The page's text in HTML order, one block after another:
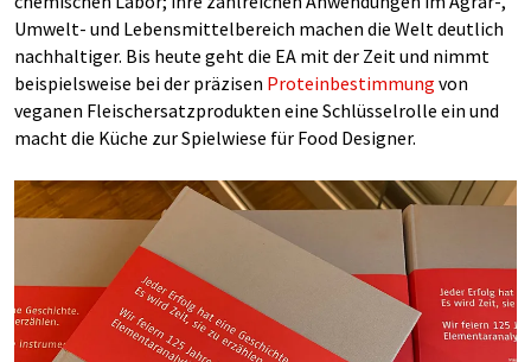
Umwelt- und Lebensmittelbereich machen die Welt deutlich
nachhaltiger. Bis heute geht die EA mit der Zeit und nimmt
beispielsweise bei der präzisen Proteinbestimmung von
veganen Fleischersatzprodukten eine Schlüsselrolle ein und
macht die Küche zur Spielwiese für Food Designer.